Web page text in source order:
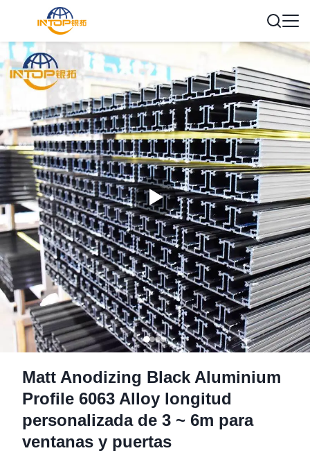
Matt Anodizing Black Aluminium
Profile 6063 Alloy longitud
personalizada de 3 ~ 6m para
ventanas y puertas